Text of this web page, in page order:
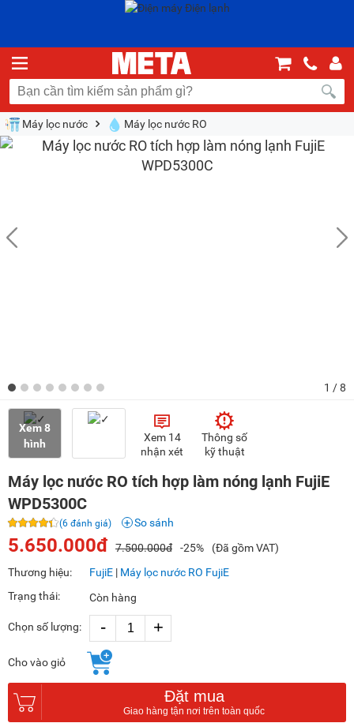
Máy lọc nước Máy lọc nước RO
1 / 8
Xem 8
hình
Xem 14
nhận xét
Thông số
kỹ thuật
Máy lọc nước RO tích hợp làm nóng lạnh FujiE
WPD5300C
(6 đánh giá) So sánh
5.650.000đ 7.500.000đ -25%
(Đã gồm VAT)
Thương hiệu:
FujiE | Máy lọc nước RO FujiE
Trạng thái:
Còn hàng
Chọn số lượng: - +
Cho vào giỏ
Đặt mua